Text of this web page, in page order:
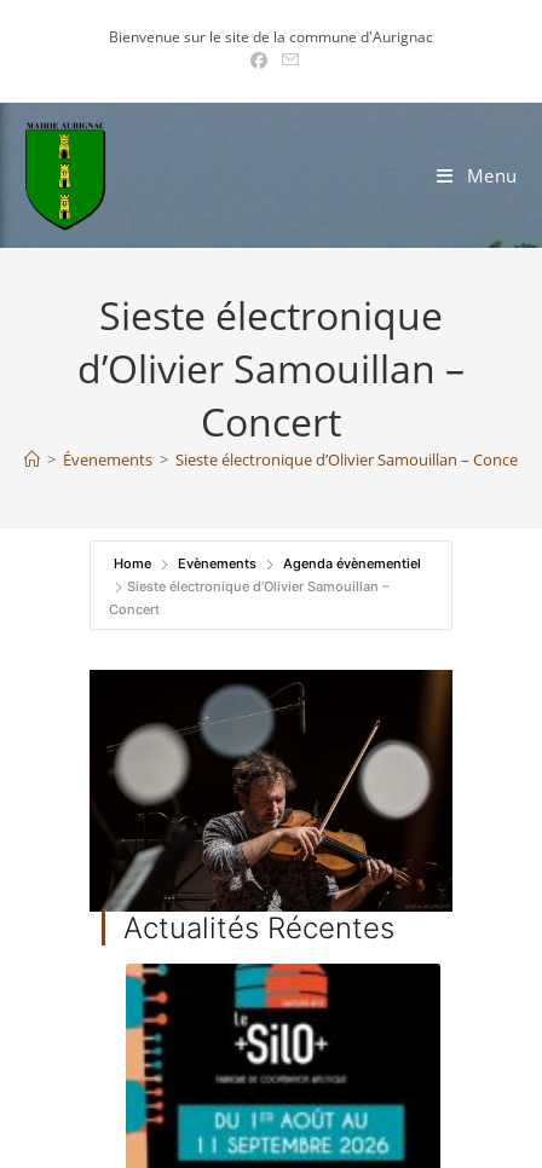
Bienvenue sur le site de la commune d'Aurignac
Menu
Sieste électronique
d’Olivier Samouillan –
Concert
> Évenements > Sieste électronique d’Olivier Samouillan – Concert
Home Evènements
Agenda évènementiel
Sieste électronique d’Olivier Samouillan –
Concert
Actualités Récentes